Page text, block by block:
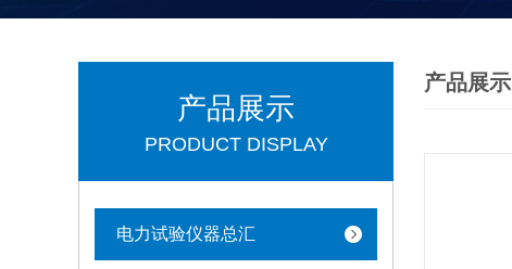
产品展示
PRODUCT DISPLAY
电力试验仪器总汇
产品展示